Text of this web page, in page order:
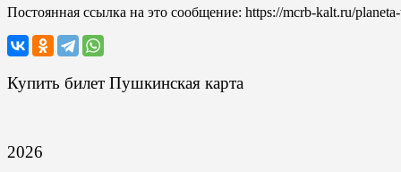
Постоянная ссылка на это сообщение: https://mcrb-kalt.ru/
Купить билет Пушкинская карта
2026